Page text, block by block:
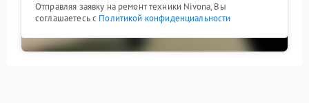
Отправляя заявку на ремонт техники Nivona, Вы
соглашаетесь с Политикой конфиденциальности